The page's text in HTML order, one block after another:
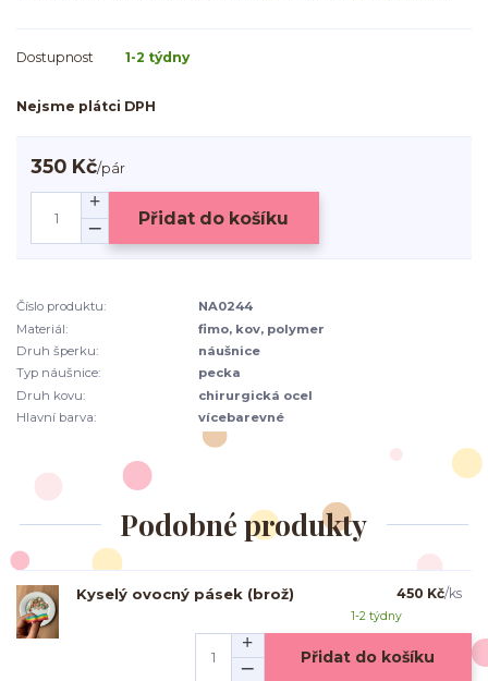
Dostupnost 1-2 týdny
Nejsme plátci DPH
350 Kč/pár
Přidat do košíku
Číslo produktu:
NA0244
Materiál:
fimo, kov, polymer
Druh šperku:
náušnice
Typ náušnice:
pecka
Druh kovu:
chirurgická ocel
Hlavní barva:
vícebarevné
Podobné produkty
Kyselý ovocný pásek (brož) 450 Kč/ks
1-2 týdny
Přidat do košíku